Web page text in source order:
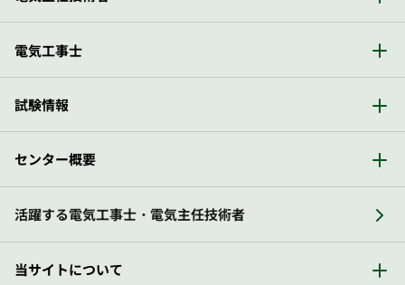
電気工事士
試験情報
センター概要
活躍する電気工事士・電気主任技術者
当サイトについて